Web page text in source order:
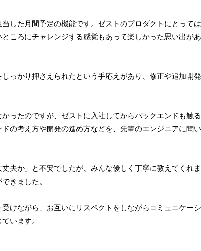
した月間予定の機能です。ゼストのプロダクトにとっては
ころにチャレンジする感覚もあって楽しかった思い出があ
っかり押さえられたという手応えがあり、修正や追加開発
ったのですが、ゼストに入社してからバックエンドも触る
の考え方や開発の進め方などを、先輩のエンジニアに聞い
夫か」と不安でしたが、みんな優しく丁寧に教えてくれま
きました。
けながら、お互いにリスペクトをしながらコミュニケーシ
います。